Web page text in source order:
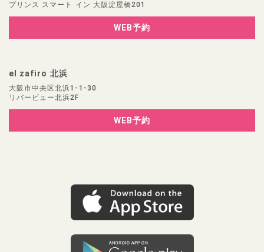
プリンス スマート イン 大阪淀屋橋201
WEB予約
el zafiro 北浜
大阪市中央区北浜1-1-30
リバービュー北浜2F
WEB予約